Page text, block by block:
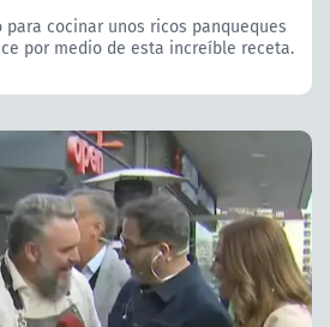
para cocinar unos ricos panqueques
por medio de esta increíble receta.